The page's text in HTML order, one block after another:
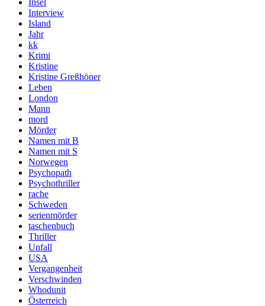
Insel
Interview
Island
Jahr
kk
Krimi
Kristine
Kristine Greßhöner
Leben
London
Mann
mord
Mörder
Namen mit B
Namen mit S
Norwegen
Psychopath
Psychothriller
rache
Schweden
serienmörder
taschenbuch
Thriller
Unfall
USA
Vergangenheit
Verschwinden
Whodunit
Österreich